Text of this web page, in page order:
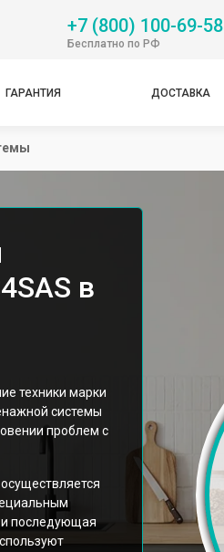
+7 (800) 100-69-58
Бесплатно по РФ
ГАРАНТИЯ ДОСТАВКА
в
техники марки
системы
проблем с
и последующая